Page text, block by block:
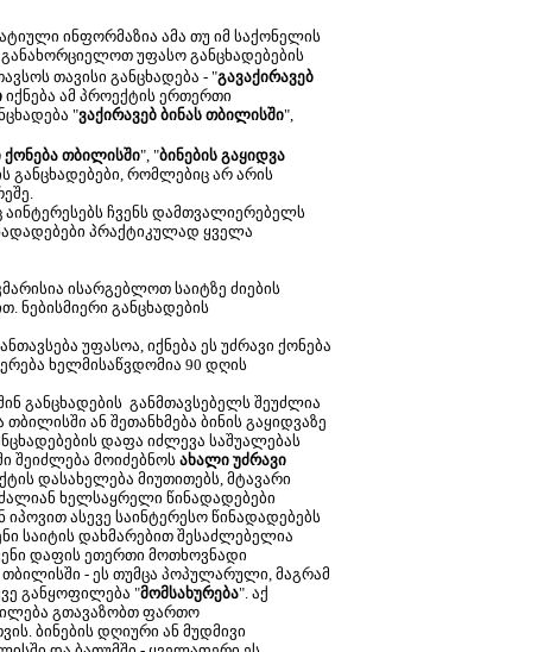
ინფორმაზია ამა თუ იმ საქონელის
უფასო განცხადებების
თავისი განცხადება - "გავაქირავებ
იქნება ამ პროექტის ერთერთი
"ვაქირავებ ბინას თბილისში",
ქონება თბილისში", "ბინების გაყიდვა
განცხადებები, რომლებიც არ არის
ჩვენს დამთვალიერებელს
პრაქტიკულად ყველა
ისარგებლოთ საიტზე ძიების
ნებისმიერი განცხადების
უფასოა, იქნება ეს უძრავი ქონება
ხელმისაწვდომია 90 დღის
განცხადების განმთავსებელს შეუძლია
ან შეთანხმება ბინის გაყიდვაზე
დაფა იძლევა საშუალებას
შეიძლება მოიძებნოს ახალი უძრავი
დასახელება მიუთითებს, მტავარი
ხელსაყრელი წინადადებები
იპოვით ასევე საინტერესო წინადადებებს
საიტის დახმარებით შესაძლებელია
დაფის ეთერთი მოთხოვნადი
- ეს თუმცა პოპულარული, მაგრამ
განყოფილება "მომსახურება". აქ
გთავაზობთ ფართო
ბინების დღიური ან მუდმივი